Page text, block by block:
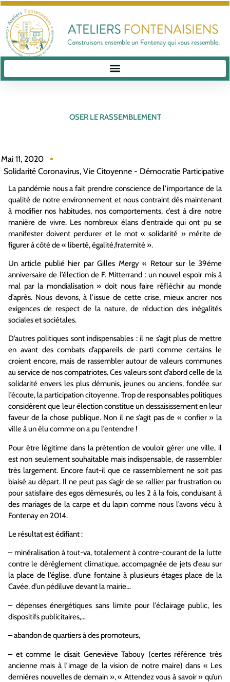
OSER LE RASSEMBLEMENT
Mai 11, 2020
Solidarité Coronavirus, Vie Citoyenne - Démocratie Participative
La pandémie nous a fait prendre conscience de l’importance de la
qualité de notre environnement et nous contraint dès maintenant
à modifier nos habitudes, nos comportements, c’est à dire notre
manière de vivre. Les nombreux élans d’entraide qui ont pu se
manifester doivent perdurer et le mot « solidarité » mérite de
figurer à côté de « liberté, égalité,fraternité ».
Un article publié hier par Gilles Mergy « Retour sur le 39éme
anniversaire de l’élection de F. Mitterrand : un nouvel espoir mis à
mal par la mondialisation » doit nous faire réfléchir au monde
d’après. Nous devons, à l’issue de cette crise, mieux ancrer nos
exigences de respect de la nature, de réduction des inégalités
sociales et sociétales.
D’autres politiques sont indispensables : il ne s’agit plus de mettre
en avant des combats d’appareils de parti comme certains le
croient encore, mais de rassembler autour de valeurs communes
au service de nos compatriotes. Ces valeurs sont d’abord celle de la
solidarité envers les plus démunis, jeunes ou anciens, fondée sur
l’écoute, la participation citoyenne. Trop de responsables politiques
considèrent que leur élection constitue un dessaisissement en leur
faveur de la chose publique. Non il ne s’agit pas de « confier » la
ville à un élu comme on a pu l’entendre !
Pour être légitime dans la prétention de vouloir gérer une ville, il
est non seulement souhaitable mais indispensable, de rassembler
très largement. Encore faut-il que ce rassemblement ne soit pas
biaisé au départ. Il ne peut pas s’agir de se rallier par frustration ou
pour satisfaire des egos démesurés, ou les 2 à la fois, conduisant à
des mariages de la carpe et du lapin comme nous l’avons vécu à
Fontenay en 2014.
Le résultat est édifiant :
– minéralisation à tout-va, totalement à contre-courant de la lutte
contre le dérèglement climatique, accompagnée de jets d’eau sur
la place de l’église, d’une fontaine à plusieurs étages place de la
Cavée, d’un pédiluve devant la mairie…
– dépenses énergétiques sans limite pour l’éclairage public, les
dispositifs publicitaires,…
– abandon de quartiers à des promoteurs,
– et comme le disait Geneviève Tabouy (certes référence très
ancienne mais à l’image de la vision de notre maire) dans « Les
dernières nouvelles de demain », « Attendez vous à savoir » qu’un